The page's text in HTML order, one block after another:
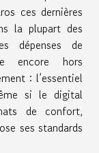
ces dernières
la plupart des
dépenses de
encore hors
: l’essentiel
si le digital
de confort,
ses standards